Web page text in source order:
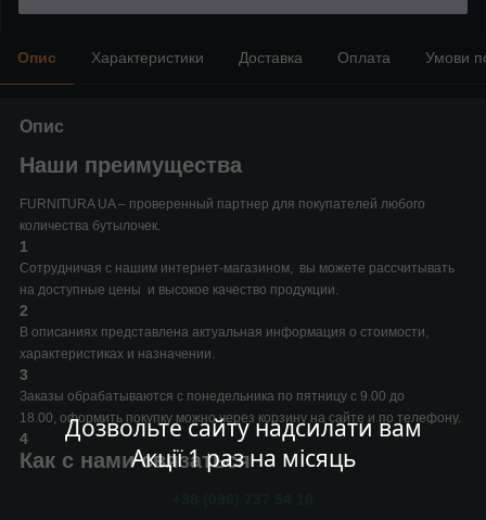
Дозвольте сайту надсилати вам
Акції 1 раз на місяць
Опис Характеристики Доставка Оплата Умови
Опис
Наши преимущества
FURNITURA UA – проверенный партнер для покупателей любого
количества бутылочек.
1
Сотрудничая с нашим интернет-магазином, вы можете рассчитывать
на доступные цены и высокое качество продукции.
2
В описаниях представлена актуальная информация о стоимости,
характеристиках и назначении.
3
Заказы обрабатываются с понедельника по пятницу с 9.00 до
18.00, оформить покупку можно через корзину на сайте и по телефону.
4
Как с нами связаться